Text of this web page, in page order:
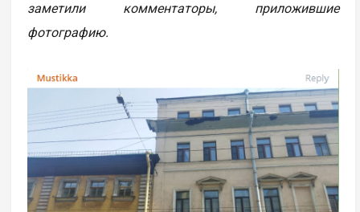
заметили комментаторы, приложившие
фотографию.